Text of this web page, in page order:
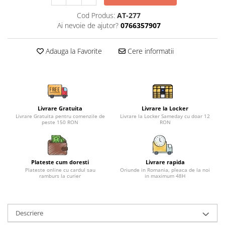
Cod Produs: AT-277
Ai nevoie de ajutor? 0766357907
Adauga la Favorite Cere informatii
Livrare Gratuita
Livrare Gratuita pentru comenzile de
peste 150 RON
Livrare la Locker
Livrare la Locker Sameday cu doar 12
RON
Plateste cum doresti
Plateste online cu cardul sau
ramburs la curier
Livrare rapida
Oriunde in Romania, pleaca de la noi
in maximum 48H
Descriere